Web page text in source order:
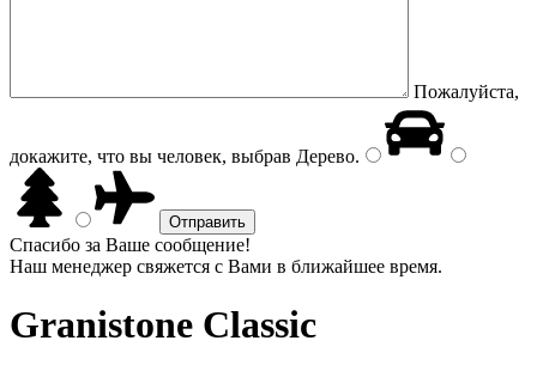
Пожалуйста,
докажите, что вы человек, выбрав Дерево.
Спасибо за Ваше сообщение!
Наш менеджер свяжется с Вами в ближайшее время.
Granistone Classic